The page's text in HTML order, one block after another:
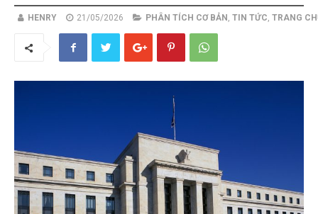
HENRY 21/05/2026 PHÂN TÍCH CƠ BẢN , TIN TỨC, TRANG